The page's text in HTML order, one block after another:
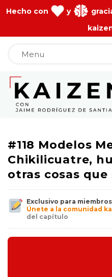
Hecho con y
Menu
J
a
i
m
e
R
o
#118 Modelos
Chikilicuatre,
otras cosas que
Exclusivo para miembros
Únete a la comunidad
del capítulo